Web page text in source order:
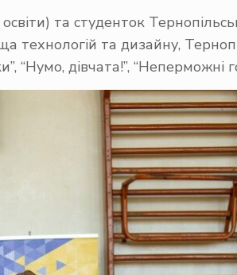
та студенток
технологій та дизайну,
“Нумо, дівчата!”, “Неперможні